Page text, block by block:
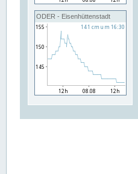
ODER - Eisenhüttenstadt